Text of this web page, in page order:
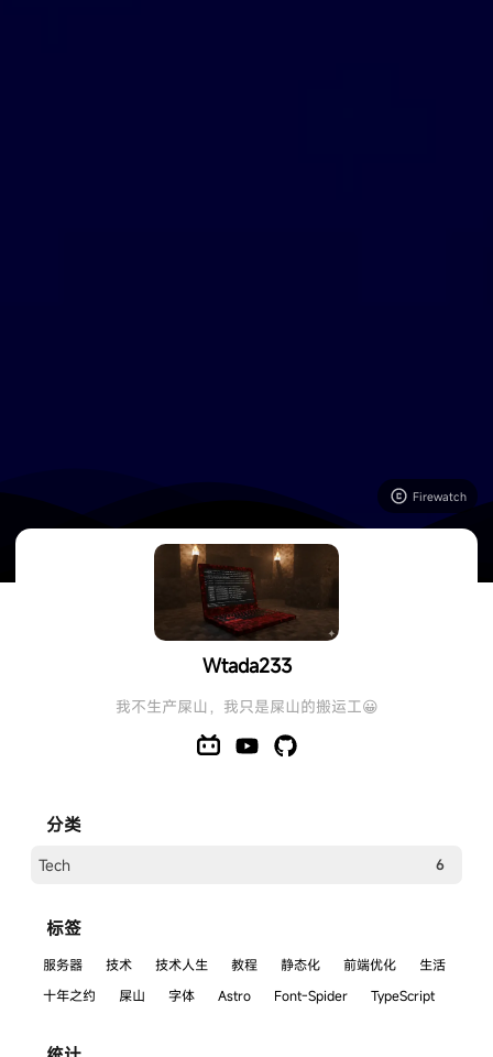
Wtada233's Blog
Firewatch
Wtada233
我不生产屎山，我只是屎山的搬运工😀
分类
Tech 6
标签
服务器 技术 技术人生 教程 静态化 前端优化
生活
十年之约
屎山 字体 Astro Font-Spider TypeScript